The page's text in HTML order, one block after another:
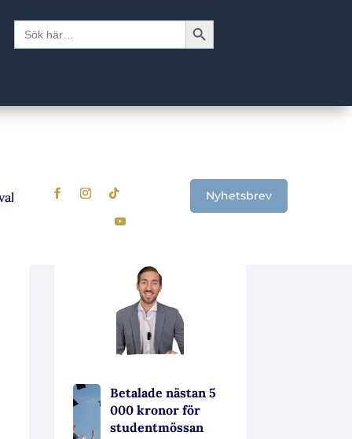
Sök
efter:
Sökknapp
som visar när det är dags att se över sparandet
Nyhetsbrev
Betalade nästan 5
000 kronor för
studentmössan